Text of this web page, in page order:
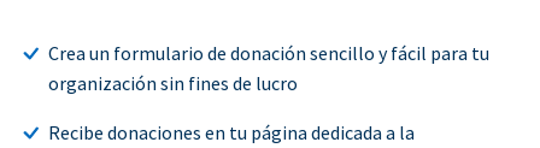
Crea un formulario de donación sencillo y fácil para tu
organización sin fines de lucro
Recibe donaciones en tu página dedicada a la